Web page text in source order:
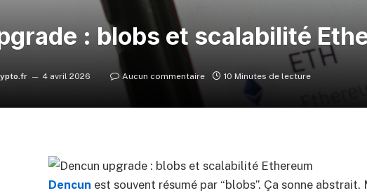
: blobs et scalabilité
4 avril 2026 Aucun commentaire 10 Minutes de lecture
Dencun est souvent résumé par “blobs”. Ça sonne